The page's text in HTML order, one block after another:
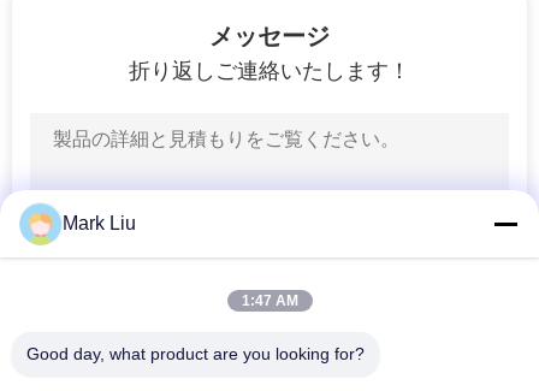
メッセージ
折り返しご連絡いたします！
Mark Liu
1:47 AM
Good day, what product are you looking for?